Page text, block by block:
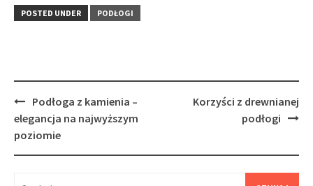
POSTED UNDER PODŁOGI
Post
navigation
Podłoga z kamienia –
elegancja na najwyższym
poziomie
Korzyści z drewnianej
podłogi